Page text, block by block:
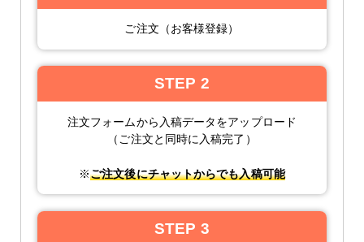
ご注文（お客様登録）
STEP 2
注文フォームから入稿データをアップロード
（ご注文と同時に入稿完了）
※ご注文後にチャットからでも入稿可能
STEP 3